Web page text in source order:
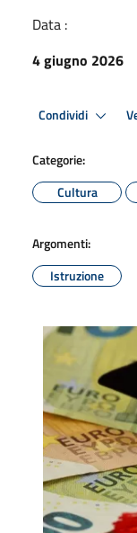
Data :
4 giugno 2026
Condividi
Categorie:
Cultura
Argomenti:
Istruzione